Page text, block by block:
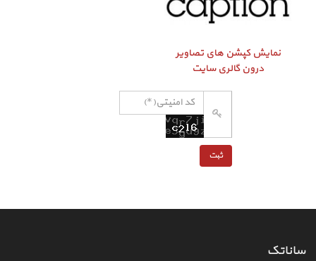
نمایش کپشن‌ های تصاویر
درون گالری سایت
ساناتک